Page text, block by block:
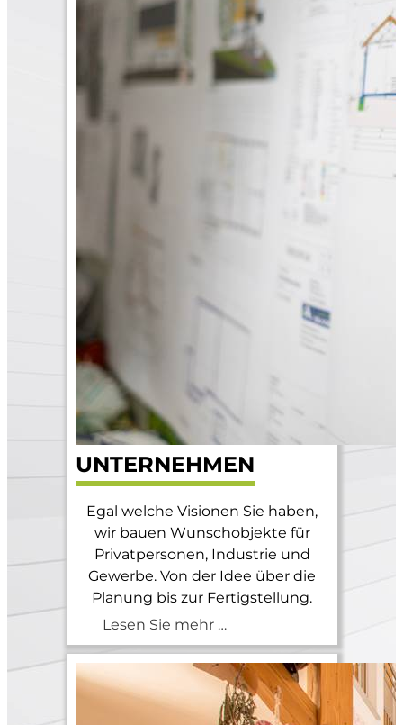
UNTERNEHMEN
Egal welche Visionen Sie haben,
wir bauen Wunschobjekte für
Privatpersonen, Industrie und
Gewerbe. Von der Idee über die
Planung bis zur Fertigstellung.
Lesen Sie mehr …